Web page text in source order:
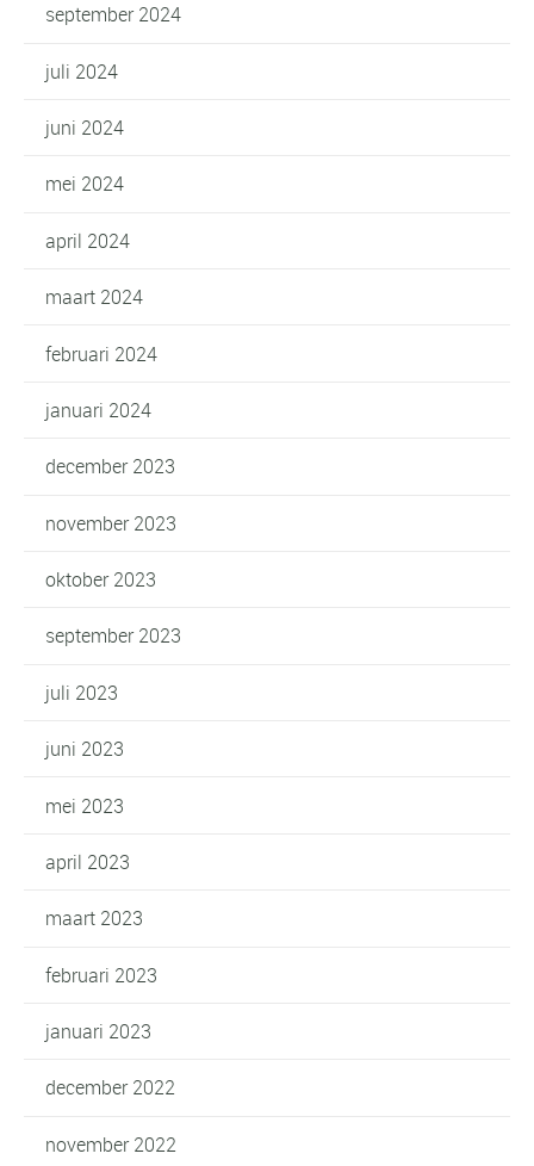
september 2024
juli 2024
juni 2024
mei 2024
april 2024
maart 2024
februari 2024
januari 2024
december 2023
november 2023
oktober 2023
september 2023
juli 2023
juni 2023
mei 2023
april 2023
maart 2023
februari 2023
januari 2023
december 2022
november 2022